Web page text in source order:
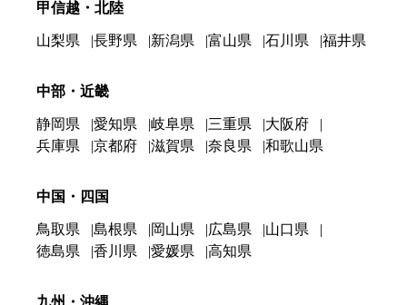
甲信越・北陸
山梨県 長野県 新潟県 富山県 石川県 福井県
中部・近畿
静岡県 愛知県 岐阜県 三重県
大阪府
兵庫県
京都府 滋賀県 奈良県 和歌山県
中国・四国
鳥取県 島根県 岡山県 広島県
山口県
徳島県
香川県 愛媛県 高知県